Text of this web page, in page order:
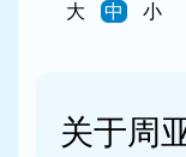
大
中 小
关于周